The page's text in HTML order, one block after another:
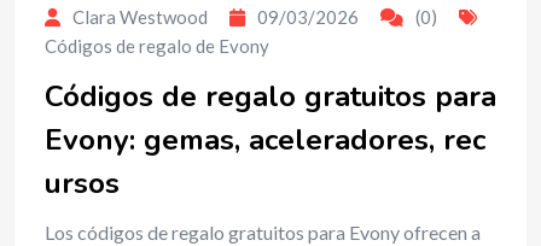
Clara Westwood 09/03/2026
(0)
Códigos de regalo de Evony
Códigos de regalo gratuitos para
Evony: gemas, aceleradores, rec
ursos
Los códigos de regalo gratuitos para Evony ofrecen a